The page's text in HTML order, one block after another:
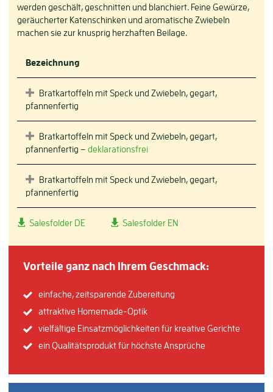
werden geschält, geschnitten und blanchiert. Feine Gewürze,
geräucherter Katenschinken und aromatische Zwiebeln
machen sie zur knusprig herzhaften Beilage.
Bezeichnung
Bratkartoffeln mit Speck und Zwiebeln, gegart,
pfannenfertig
Bratkartoffeln mit Speck und Zwiebeln, gegart,
pfannenfertig – deklarationsfrei
Bratkartoffeln mit Speck und Zwiebeln, gegart,
pfannenfertig
Salesfolder DE Salesfolder EN
Vorteile ganz nach Ihrem Geschmack:
einfache, zeitsparende Zubereitung
attraktive Homemade-Optik
vielfältige Einsatzmöglichkeiten für kreative Gerichte
ein Qualitätsprodukt für höchste Ansprüche